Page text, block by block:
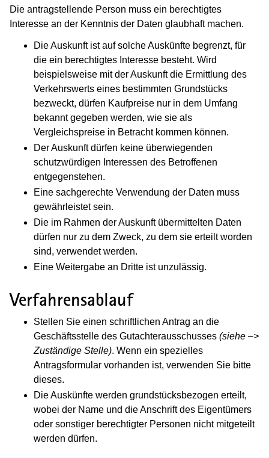
Die antragstellende Person muss ein berechtigtes
Interesse an der Kenntnis der Daten glaubhaft machen.
Die Auskunft ist auf solche Auskünfte begrenzt, für
die ein berechtigtes Interesse besteht. Wird
beispielsweise mit der Auskunft die Ermittlung des
Verkehrswerts eines bestimmten Grundstücks
bezweckt, dürfen Kaufpreise nur in dem Umfang
bekannt gegeben werden, wie sie als
Vergleichspreise in Betracht kommen können.
Der Auskunft dürfen keine überwiegenden
schutzwürdigen Interessen des Betroffenen
entgegenstehen.
Eine sachgerechte Verwendung der Daten muss
gewährleistet sein.
Die im Rahmen der Auskunft übermittelten Daten
dürfen nur zu dem Zweck, zu dem sie erteilt worden
sind, verwendet werden.
Eine Weitergabe an Dritte ist unzulässig.
Verfahrensablauf
Stellen Sie einen schriftlichen Antrag an die
Geschäftsstelle des Gutachterausschusses (siehe –>
Zuständige Stelle). Wenn ein spezielles
Antragsformular vorhanden ist, verwenden Sie bitte
dieses.
Die Auskünfte werden grundstücksbezogen erteilt,
wobei der Name und die Anschrift des Eigentümers
oder sonstiger berechtigter Personen nicht mitgeteilt
werden dürfen.